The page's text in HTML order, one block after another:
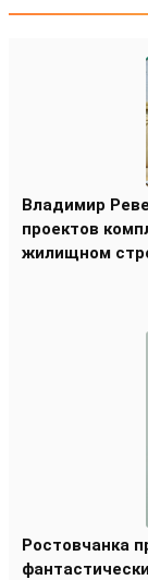
Владимир
проектов
жилищном
Ростовчанка